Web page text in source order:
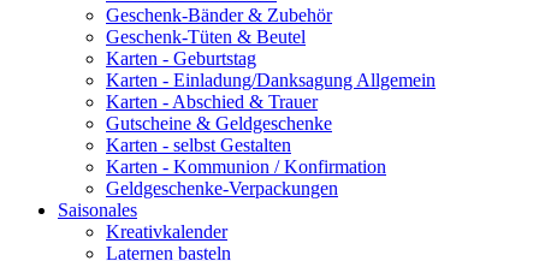
Geschenk-Bänder & Zubehör
Geschenk-Tüten & Beutel
Karten - Geburtstag
Karten - Einladung/Danksagung Allgemein
Karten - Abschied & Trauer
Gutscheine & Geldgeschenke
Karten - selbst Gestalten
Karten - Kommunion / Konfirmation
Geldgeschenke-Verpackungen
Saisonales
Kreativkalender
Laternen basteln